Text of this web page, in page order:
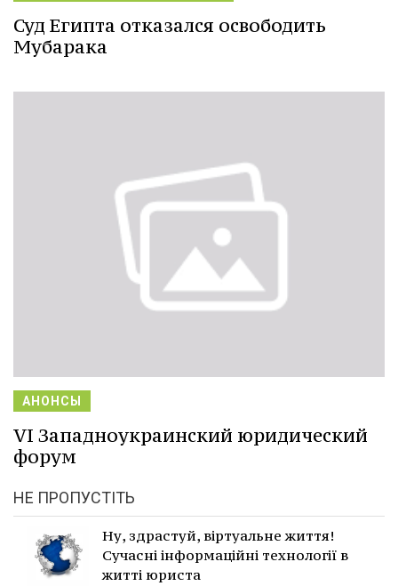
Суд Египта отказался освободить
Мубарака
АНОНСЫ
VІ Западноукраинский юридический
форум
НЕ ПРОПУСТІТЬ
Ну, здрастуй, віртуальне життя!
Сучасні інформаційні технології в
житті юриста